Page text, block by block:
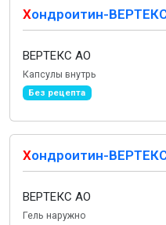
Хондроитин-
ВЕРТЕКС АО
Капсулы внутрь
Без рецепта
Хондроитин-
ВЕРТЕКС АО
Гель наружно